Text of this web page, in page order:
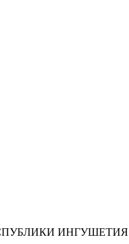
ИНГУШЕТИЯ